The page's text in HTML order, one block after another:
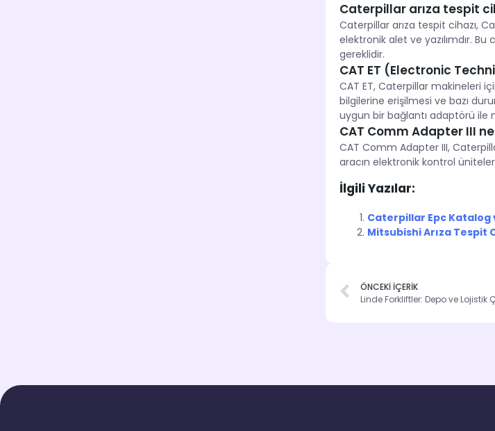
Caterpillar arıza tespit
Caterpillar arıza tespit cihazı,
elektronik alet ve yazılımdır.
gereklidir.
CAT ET (Electronic
CAT ET, Caterpillar makineleri
bilgilerine erişilmesi ve bazı
uygun bir bağlantı adaptörü ile
CAT Comm Adapter III
CAT Comm Adapter III,
aracın elektronik kontrol
İlgili Yazılar:
Caterpillar Epc Katalog
Mitsubishi Arıza Tespit
ÖNCEKİ İÇERİK